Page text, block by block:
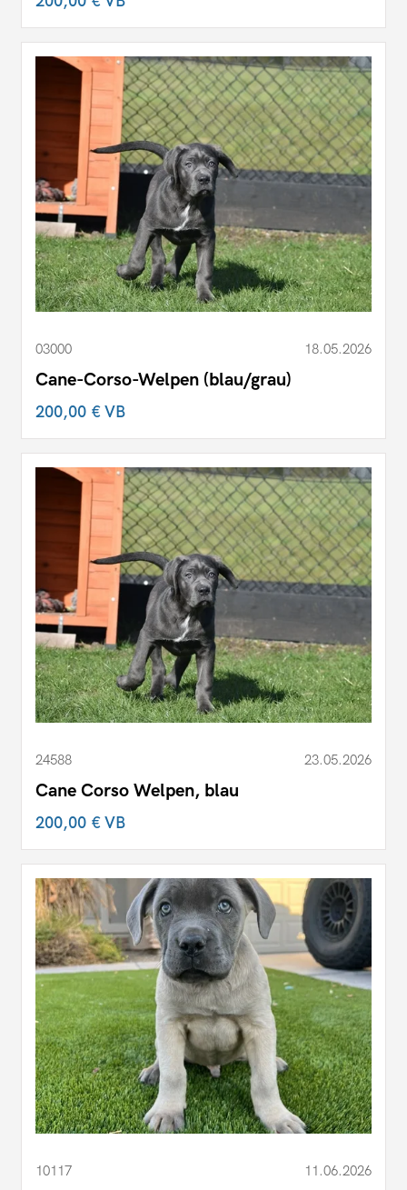
03000 18.05.2026
Cane-Corso-Welpen (blau/grau)
200,00 €VB
24588 23.05.2026
Cane Corso Welpen, blau
200,00 €VB
10117 11.06.2026